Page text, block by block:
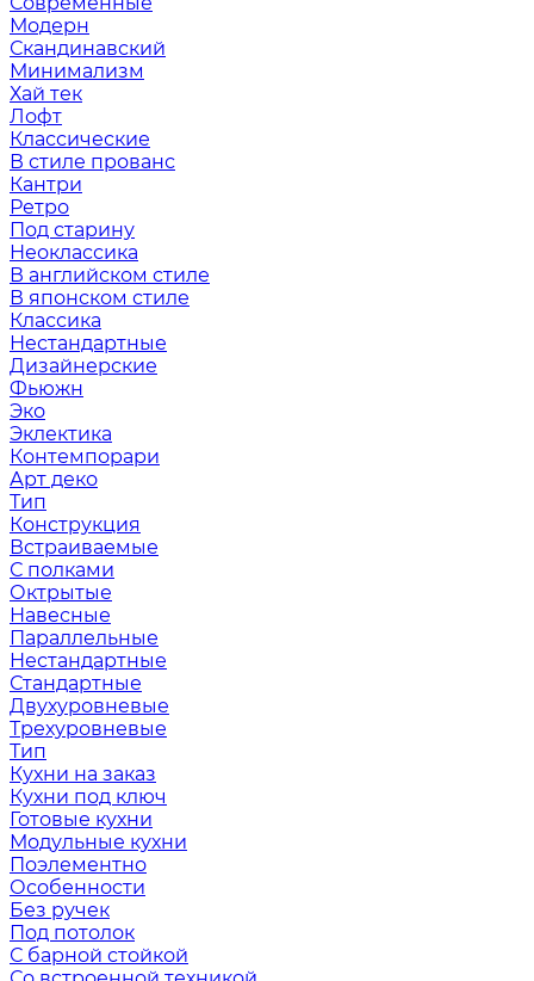
Модерн
Скандинавский
Минимализм
Хай тек
Лофт
Классические
В стиле прованс
Кантри
Ретро
Под старину
Неоклассика
В английском стиле
В японском стиле
Классика
Нестандартные
Дизайнерские
Фьюжн
Эко
Эклектика
Контемпорари
Арт деко
Тип
Конструкция
Встраиваемые
С полками
Октрытые
Навесные
Параллельные
Нестандартные
Стандартные
Двухуровневые
Трехуровневые
Тип
Кухни на заказ
Кухни под ключ
Готовые кухни
Модульные кухни
Поэлементно
Особенности
Без ручек
Под потолок
С барной стойкой